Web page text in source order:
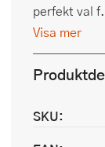
perfekt val
Visa mer
SKU: